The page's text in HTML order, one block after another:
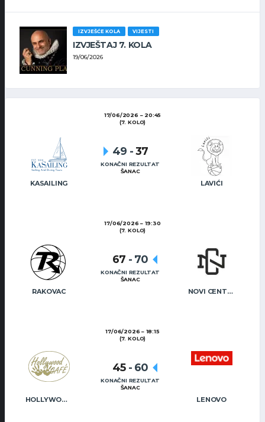
IZVJEŠĆE KOLA VIJESTI
IZVJEŠTAJ 7. KOLA
19/06/2026
17/06/2026
20:45
(7. KOLO)
KASAILING LAVIĆI
49 -37
KONAČNI REZULTAT
ŠANAC
17/06/2026
19:30
(7. KOLO)
RAKOVAC NOVI CENTAR
67 - 70
KONAČNI REZULTAT
ŠANAC
17/06/2026
18:15
(7. KOLO)
HOLLYWOOD CAFÉ LENOVO
45 - 60
KONAČNI REZULTAT
ŠANAC